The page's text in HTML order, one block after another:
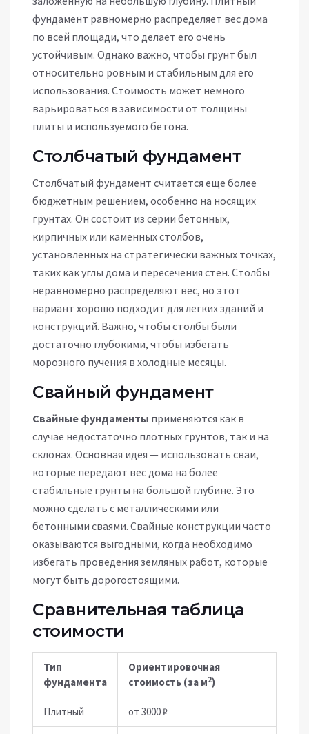
фундамент равномерно распределяет вес дома
по всей площади, что делает его очень
устойчивым. Однако важно, чтобы грунт был
относительно ровным и стабильным для его
использования. Стоимость может немного
варьироваться в зависимости от толщины
плиты и используемого бетона.
Столбчатый фундамент
Столбчатый фундамент считается еще более
бюджетным решением, особенно на носящих
грунтах. Он состоит из серии бетонных,
кирпичных или каменных столбов,
установленных на стратегически важных точках,
таких как углы дома и пересечения стен. Столбы
неравномерно распределяют вес, но этот
вариант хорошо подходит для легких зданий и
конструкций. Важно, чтобы столбы были
достаточно глубокими, чтобы избегать
морозного пучения в холодные месяцы.
Свайный фундамент
Свайные фундаменты применяются как в
случае недостаточно плотных грунтов, так и на
склонах. Основная идея — использовать сваи,
которые передают вес дома на более
стабильные грунты на большой глубине. Это
можно сделать с металлическими или
бетонными сваями. Свайные конструкции часто
оказываются выгодными, когда необходимо
избегать проведения земляных работ, которые
могут быть дорогостоящими.
Сравнительная таблица
стоимости
Тип
фундамента
Ориентировочная
стоимость (за м2)
Плитный от 3000 ₽